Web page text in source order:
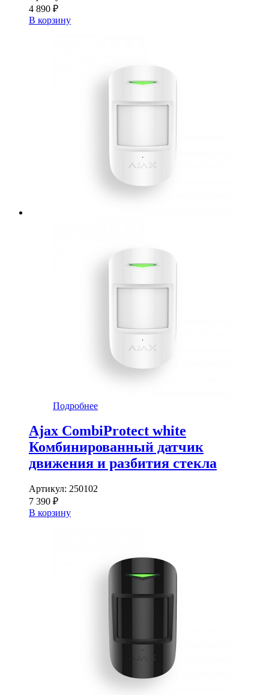
4 890 ₽
В корзину
Подробнее
Ajax CombiProtect white
Комбинированный датчик
движения и разбития стекла
Артикул: 250102
7 390 ₽
В корзину